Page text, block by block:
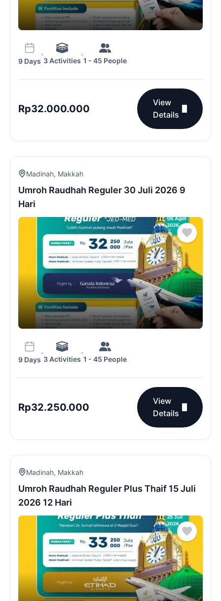
9 Days 3 Activities 1 - 45 People
Rp32.000.000
View
Details
Madinah, Makkah
Umroh Raudhah Reguler 30 Juli 2026 9
Hari
9 Days 3 Activities 1 - 45 People
Rp32.250.000
View
Details
Madinah, Makkah
Umroh Raudhah Reguler Plus Thaif 15 Juli
2026 12 Hari